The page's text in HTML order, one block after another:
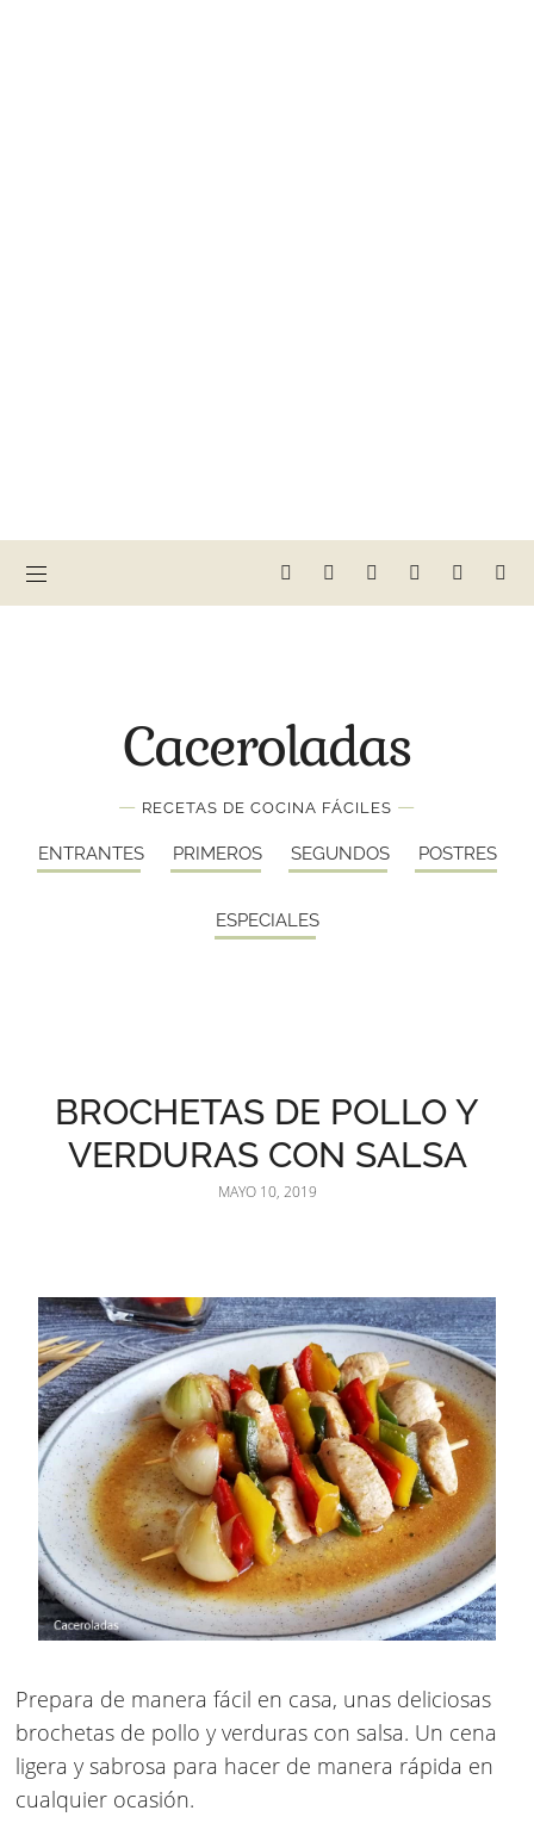
Caceroladas
— RECETAS DE COCINA FÁCILES —
ENTRANTES PRIMEROS SEGUNDOS POSTRES
ESPECIALES
BROCHETAS DE POLLO Y
VERDURAS CON SALSA
MAYO 10, 2019
Prepara de manera fácil en casa, unas deliciosas
brochetas de pollo y verduras con salsa. Un cena
ligera y sabrosa para hacer de manera rápida en
cualquier ocasión.